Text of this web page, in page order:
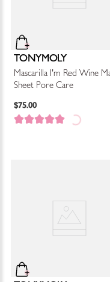
TONYMOLY
Mascarilla I'm Red Wine
Sheet Pore Care
$75.00